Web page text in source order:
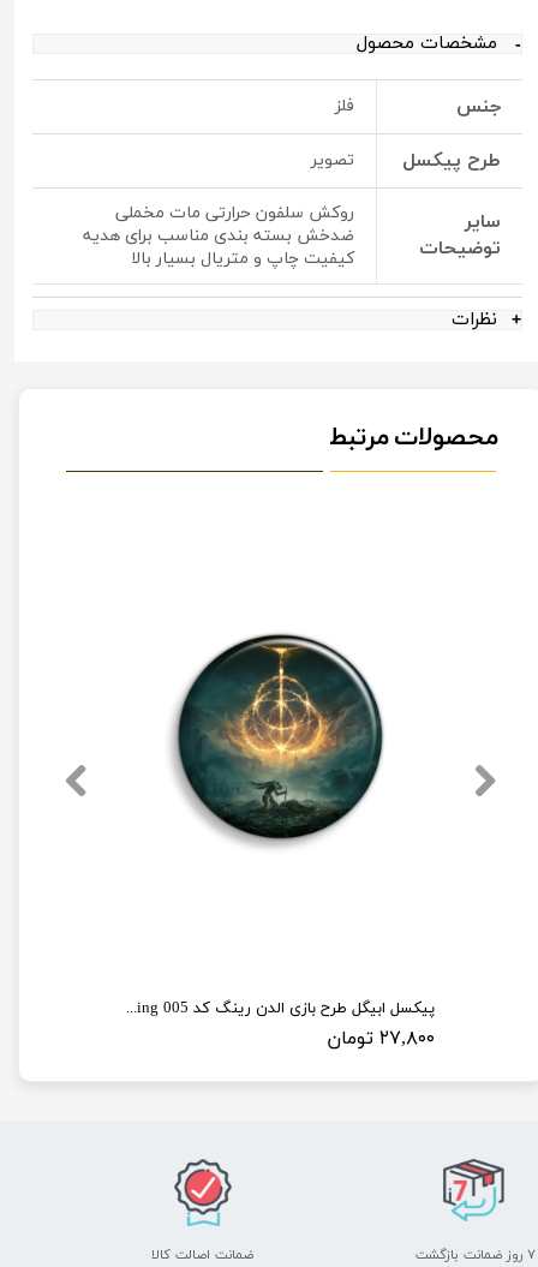
مشخصات محصول
جنس فلز
طرح پیکسل تصویر
سایر
توضیحات
روکش سلفون حرارتی مات مخملی
ضدخش بسته بندی مناسب برای هدیه
کیفیت چاپ و متریال بسیار بالا
نظرات
محصولات مرتبط
پیکسل ابیگل طرح بازی الدن رینگ کد elden ring 005
۲۷,۸۰۰ تومان
۷ روز ضمانت بازگشت ضمانت اصالت کالا